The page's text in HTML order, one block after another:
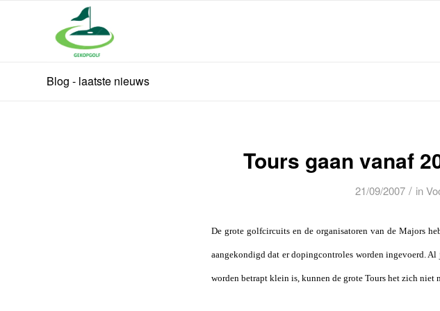
Blog - laatste nieuws
Tours gaan vanaf
21/09/2007 / in
De grote golfcircuits en de organisatoren van de Majors
aangekondigd dat er dopingcontroles worden ingevoerd.
worden betrapt klein is, kunnen de grote Tours het zich niet